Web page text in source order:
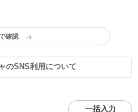
確認
のSNS利用について
一括入力